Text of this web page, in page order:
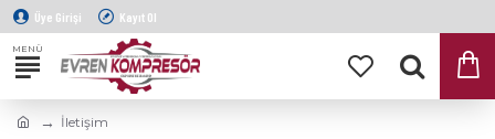
Üye Girişi Kayıt Ol
İletişim